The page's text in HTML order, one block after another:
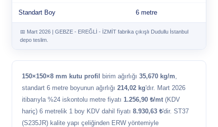
Standart Boy 6 metre
📅 Mart 2026 | GEBZE - EREĞLİ - İZMİT fabrika çıkışlı Dudullu İstanbul
depo teslim.
150×150×8 mm kutu profil birim ağırlığı 35,670 kg/m,
standart 6 metre boyunun ağırlığı 214,02 kg'dır. Mart 2026
itibarıyla %24 iskontolu metre fiyatı 1.256,90 ₺/mt (KDV
hariç) 6 metrelik 1 boy KDV dahil fiyatı 8.930,63 ₺'dir. ST37
(S235JR) kalite yapı çeliğinden ERW yöntemiyle